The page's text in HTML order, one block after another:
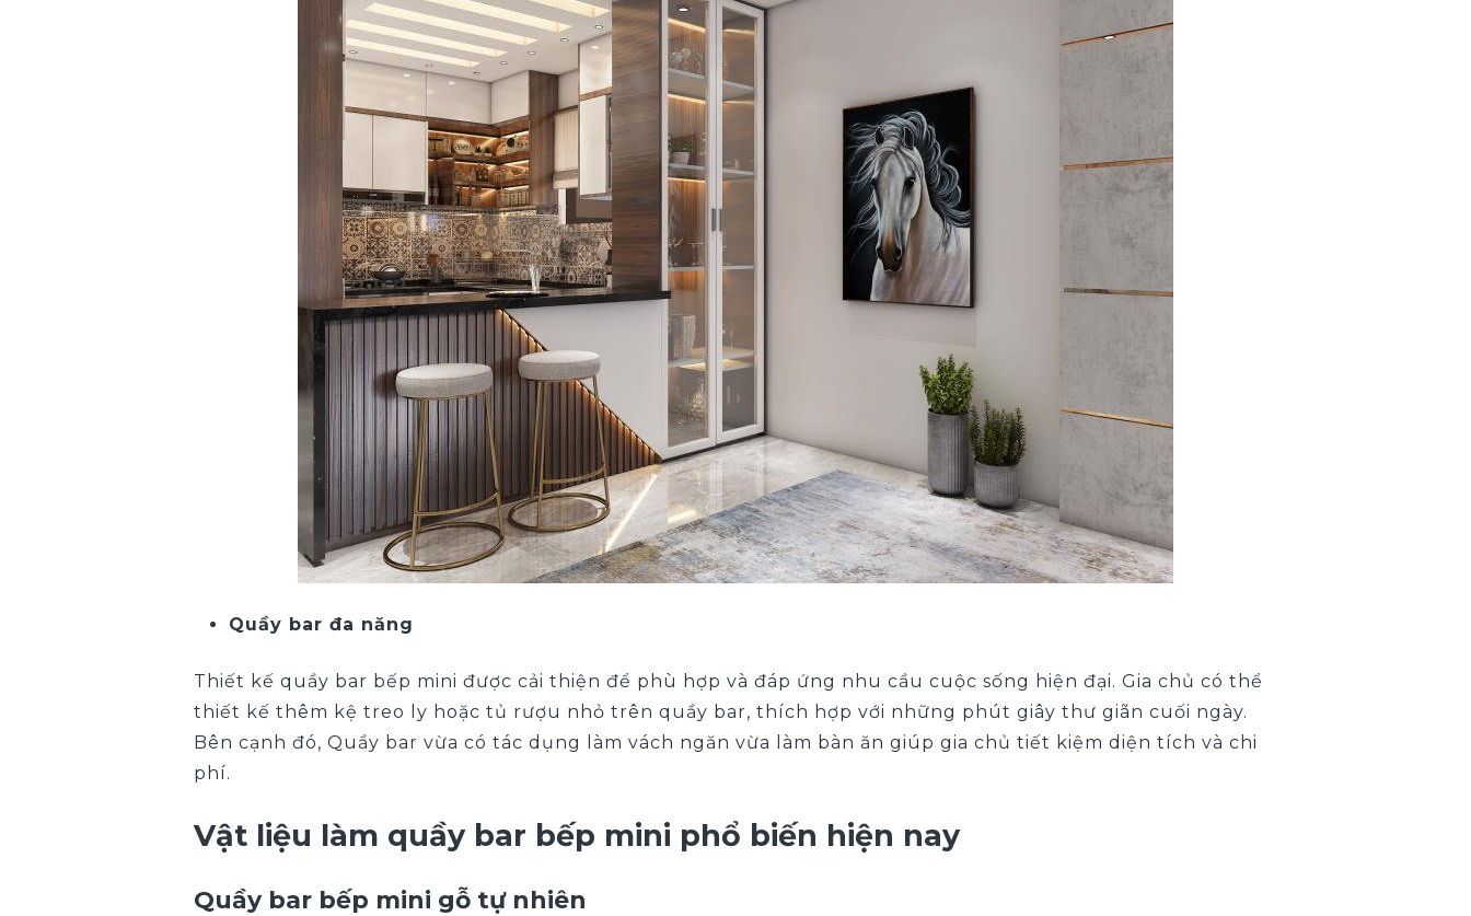
Quầy bar đa năng
Thiết kế quầy bar bếp mini được cải thiện để phù hợp và đáp ứng nhu cầu cuộc sống hiện đại. Gia chủ có thể
thiết kế thêm kệ treo ly hoặc tủ rượu nhỏ trên quầy bar, thích hợp với những phút giây thư giãn cuối ngày.
Bên cạnh đó, Quầy bar vừa có tác dụng làm vách ngăn vừa làm bàn ăn giúp gia chủ tiết kiệm diện tích và chi
phí.
Vật liệu làm quầy bar bếp mini phổ biến hiện nay
Quầy bar bếp mini gỗ tự nhiên